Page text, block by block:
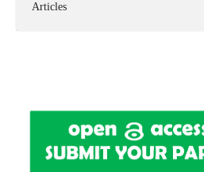
Articles